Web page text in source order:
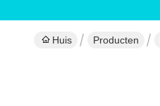
Huis Producten